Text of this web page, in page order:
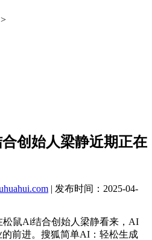
>
创始人梁静近期正在
| 发布时间：2025-04-
鼠Ai结合创始人梁静看来，AI
前进。搜狐简单AI：轻松生成